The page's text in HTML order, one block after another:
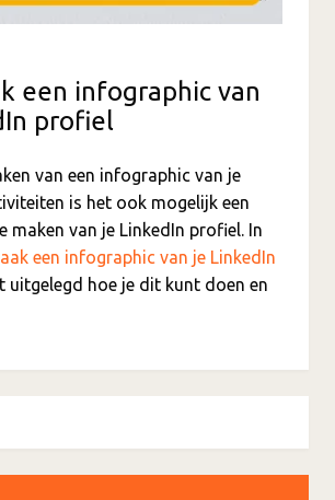
een infographic van
profiel
van een infographic van je
is het ook mogelijk een
maken van je LinkedIn profiel. In
een infographic van je LinkedIn
uitgelegd hoe je dit kunt doen en